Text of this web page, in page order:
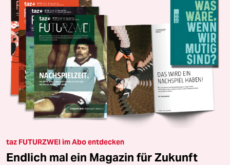
taz FUTURZWEI im Abo entdecken
Endlich mal ein Magazin für Zukunft